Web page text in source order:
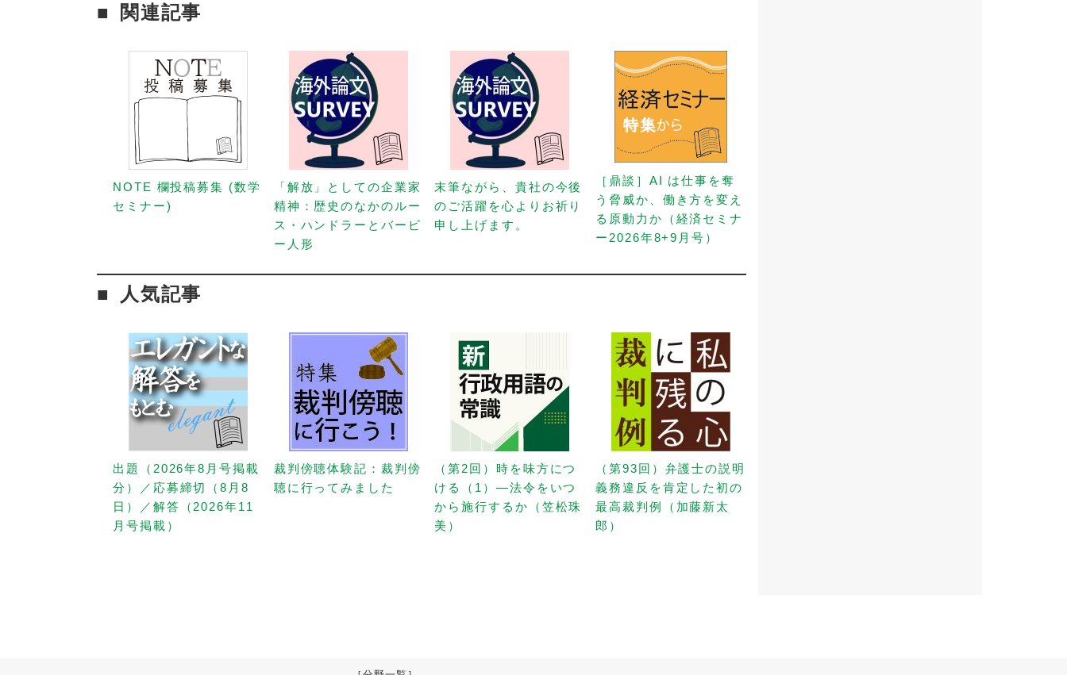
関連記事
NOTE 欄投稿募集 (数学
セミナー)
「解放」としての企業家
精神：歴史のなかのルー
ス・ハンドラーとバービ
ー人形
末筆ながら、貴社の今後
のご活躍を心よりお祈り
申し上げます。
［鼎談］AI は仕事を奪
う脅威か、働き方を変え
る原動力か（経済セミナ
ー2026年8+9月号）
人気記事
出題（2026年8月号掲載
分）／応募締切（8月8
日）／解答（2026年11
月号掲載）
裁判傍聴体験記：裁判傍
聴に行ってみました
（第2回）時を味方につ
ける（1）—法令をいつ
から施行するか（笠松珠
美）
（第93回）弁護士の説明
義務違反を肯定した初の
最高裁判例（加藤新太
郎）